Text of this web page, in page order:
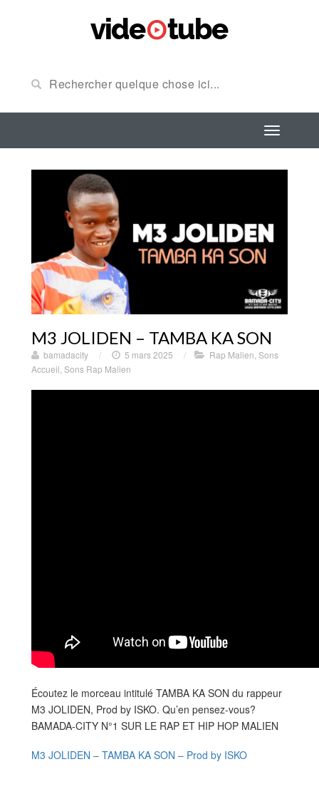
M3 JOLIDEN – TAMBA KA SON
bamadacity / 5 mars 2025 / Rap Malien Sons
Accueil Sons Rap Malien
Écoutez le morceau intitulé TAMBA KA SON du rappeur
M3 JOLIDEN, Prod by ISKO. Qu’en pensez-vous?
BAMADA-CITY N°1 SUR LE RAP ET HIP HOP MALIEN
M3 JOLIDEN – TAMBA KA SON – Prod by ISKO